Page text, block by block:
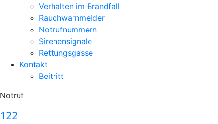
Verhalten im Brandfall
Rauchwarnmelder
Notrufnummern
Sirenensignale
Rettungsgasse
Kontakt
Beitritt
Notruf
122